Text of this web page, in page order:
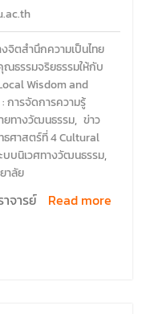
จิตสำนึกความเป็นไทย
ธรรมจริยธรรมให้กับ
Wisdom and
การจัดการความรู้
ทางวัฒนธรรม, ข่าว
ธศาสตร์ที่ 4 Cultural
บบนิเวศทางวัฒนธรรม,
าลัย
จารย์
Read more